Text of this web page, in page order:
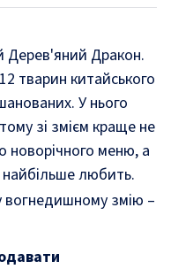
Дерев'яний Дракон.
тварин китайського
У нього
зі змієм краще не
меню, а
любить.
вогнедишному змію –